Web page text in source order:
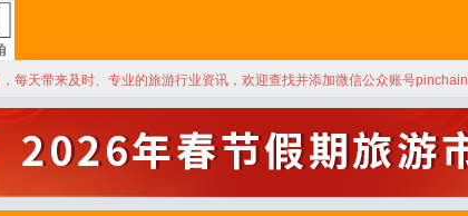
每天带来及时、专业的旅游行业资讯，欢迎查找并添加微信公众账号pinchain